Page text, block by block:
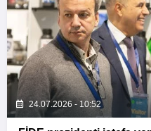
24.07.2026 - 10:52